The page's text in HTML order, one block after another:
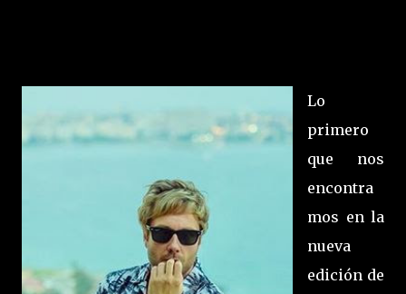
Lo
primero
que nos
encontra
mos en la
nueva
edición de